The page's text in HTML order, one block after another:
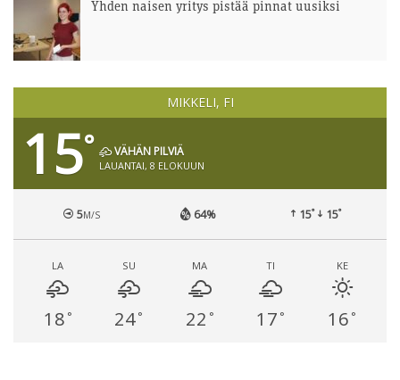
Yhden naisen yritys pistää pinnat uusiksi
MIKKELI, FI
15° VÄHÄN PILVIÄ
LAUANTAI, 8 ELOKUUN
5M/S 64% 15° 15°
LA
18 °
SU
24°
MA
22 °
TI
17 °
KE
16 °